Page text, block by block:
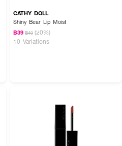
CATHY DOLL
Shiny Bear Lip Moist
฿39 ฿49 (20%)
10 Variations